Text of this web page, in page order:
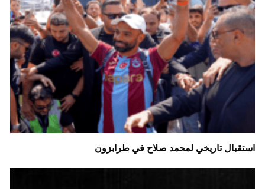
استقبال تاريخي لمحمد صلاح في طرابزون